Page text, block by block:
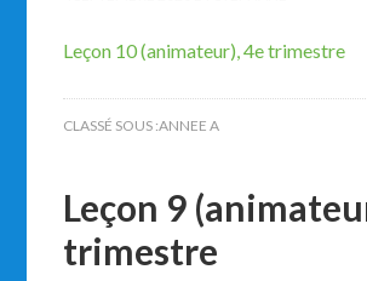
Leçon 10 (animateur), 4e trimestre
CLASSÉ SOUS :ANNEE A
Leçon 9
trimestre